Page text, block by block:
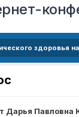
Дарья Павловна